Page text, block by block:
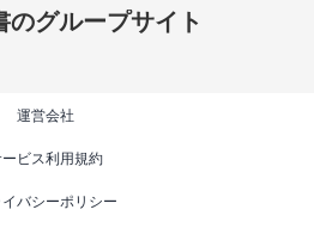
のグループサイト
運営会社
ビス利用規約
イバシーポリシー